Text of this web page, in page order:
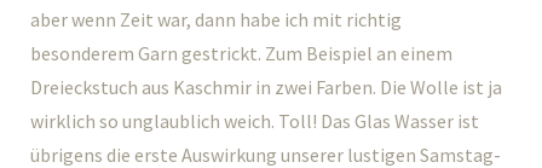
aber wenn Zeit war, dann habe ich mit richtig
besonderem Garn gestrickt. Zum Beispiel an einem
Dreieckstuch aus Kaschmir in zwei Farben. Die Wolle ist ja
wirklich so unglaublich weich. Toll! Das Glas Wasser ist
übrigens die erste Auswirkung unserer lustigen Samstag-